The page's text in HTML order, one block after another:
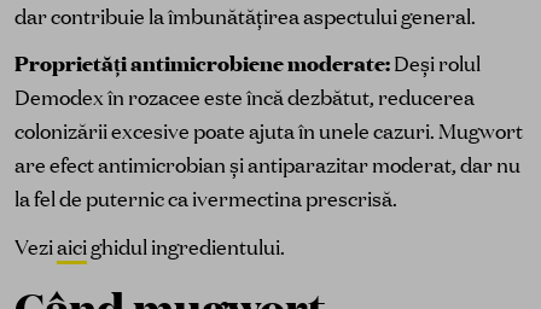
dar contribuie la îmbunătățirea aspectului general.
Proprietăți antimicrobiene moderate:Deși rolul
Demodex în rozacee este încă dezbătut, reducerea
colonizării excesive poate ajuta în unele cazuri. Mugwort
are efect antimicrobian și antiparazitar moderat, dar nu
la fel de puternic ca ivermectina prescrisă.
Veziaicighidul ingredientului.